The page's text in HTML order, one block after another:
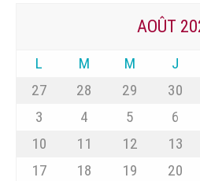
AOÛT
L M M J
27
28 29 30
3
4 5 6
10
11 12 13
17
18 19 20